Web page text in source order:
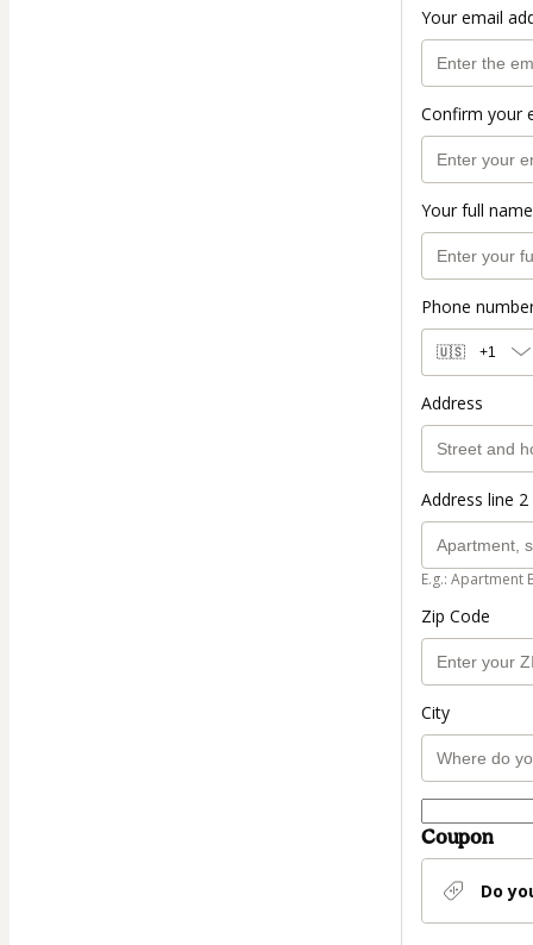
Your email
Confirm your
Your full name
Phone
🇺🇸 +1
Address
Address line
E.g.: Apartment
Zip Code
City
Coupon
Do